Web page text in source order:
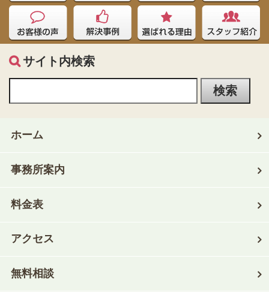
サイト内検索
ホーム
事務所案内
料金表
アクセス
無料相談